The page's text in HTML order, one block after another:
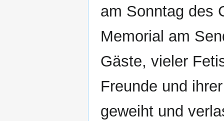
am Sonntag des
Memorial am
Gäste, vieler
Freunde und
geweiht und